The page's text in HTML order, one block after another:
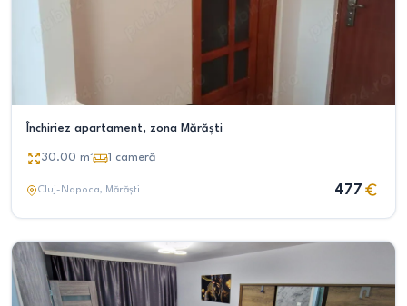
Închiriez apartament, zona Mărăști
30.00 m² 1 cameră
Cluj-Napoca, Mărăști 477